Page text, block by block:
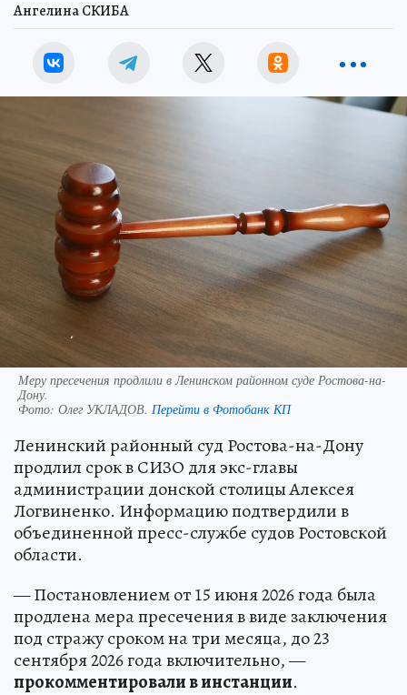
Ангелина СКИБА
Меру пресечения продлили в Ленинском районном суде Ростова-на-
Дону.
Фото: Олег УКЛАДОВ. Перейти в Фотобанк КП
Ленинский районный суд Ростова-на-Дону
продлил срок в СИЗО для экс-главы
администрации донской столицы Алексея
Логвиненко. Информацию подтвердили в
объединенной пресс-службе судов Ростовской
области.
— Постановлением от 15 июня 2026 года была
продлена мера пресечения в виде заключения
под стражу сроком на три месяца, до 23
сентября 2026 года включительно, —
прокомментировали в инстанции.